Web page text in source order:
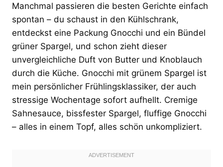
Manchmal passieren die besten Gerichte einfach
spontan – du schaust in den Kühlschrank,
entdeckst eine Packung Gnocchi und ein Bündel
grüner Spargel, und schon zieht dieser
unvergleichliche Duft von Butter und Knoblauch
durch die Küche. Gnocchi mit grünem Spargel ist
mein persönlicher Frühlingsklassiker, der auch
stressige Wochentage sofort aufhellt. Cremige
Sahnesauce, bissfester Spargel, fluffige Gnocchi
– alles in einem Topf, alles schön unkompliziert.